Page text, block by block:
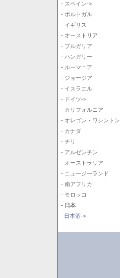
- スペイン->
- ポルトガル
- イギリス
- オーストリア
- ブルガリア
- ハンガリー
- ルーマニア
- ジョージア
- イスラエル
- ドイツ->
- カリフォルニア
- オレゴン・ワシントン
- カナダ
- チリ
- アルゼンチン
- オーストラリア
- ニュージーランド
- 南アフリカ
- モロッコ
- 日本
日本酒->